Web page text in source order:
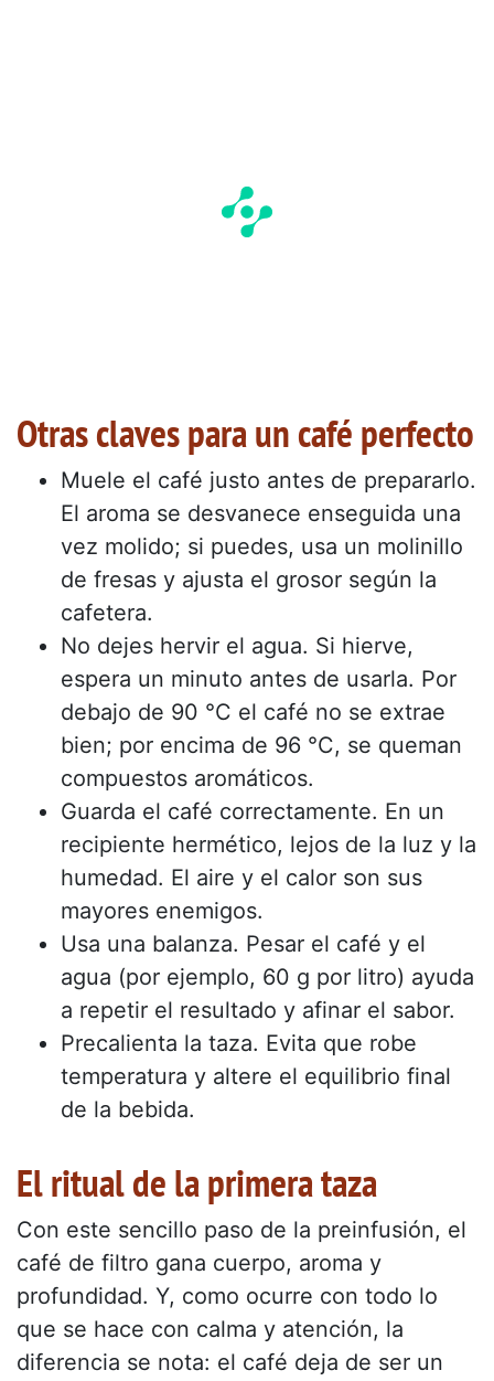
Otras claves para un café perfecto
Muele el café justo antes de prepararlo.
El aroma se desvanece enseguida una
vez molido; si puedes, usa un molinillo
de fresas y ajusta el grosor según la
cafetera.
No dejes hervir el agua. Si hierve,
espera un minuto antes de usarla. Por
debajo de 90 °C el café no se extrae
bien; por encima de 96 °C, se queman
compuestos aromáticos.
Guarda el café correctamente. En un
recipiente hermético, lejos de la luz y la
humedad. El aire y el calor son sus
mayores enemigos.
Usa una balanza. Pesar el café y el
agua (por ejemplo, 60 g por litro) ayuda
a repetir el resultado y afinar el sabor.
Precalienta la taza. Evita que robe
temperatura y altere el equilibrio final
de la bebida.
El ritual de la primera taza
Con este sencillo paso de la preinfusión, el
café de filtro gana cuerpo, aroma y
profundidad. Y, como ocurre con todo lo
que se hace con calma y atención, la
diferencia se nota: el café deja de ser un